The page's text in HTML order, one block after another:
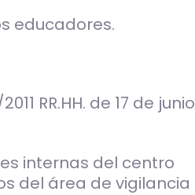
educadores.
RR.HH. de 17 de junio
internas del centro
del área de vigilancia